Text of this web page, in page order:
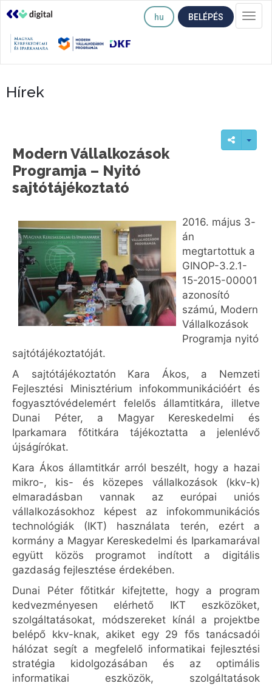
hu BELÉPÉS
Hírek
Modern Vállalkozások
Programja – Nyitó
sajtótájékoztató
2016. május 3-
án
megtartottuk a
GINOP-3.2.1-
15-2015-00001
azonosító
számú, Modern
Vállalkozások
Programja nyitó
sajtótájékoztatóját.
A sajtótájékoztatón Kara Ákos, a Nemzeti
Fejlesztési Minisztérium infokommunikációért és
fogyasztóvédelemért felelős államtitkára, illetve
Dunai Péter, a Magyar Kereskedelmi és
Iparkamara főtitkára tájékoztatta a jelenlévő
újságírókat.
Kara Ákos államtitkár arról beszélt, hogy a hazai
mikro-, kis- és közepes vállalkozások (kkv-k)
elmaradásban vannak az európai uniós
vállalkozásokhoz képest az infokommunikációs
technológiák (IKT) használata terén, ezért a
kormány a Magyar Kereskedelmi és Iparkamarával
együtt közös programot indított a digitális
gazdaság fejlesztése érdekében.
Dunai Péter főtitkár kifejtette, hogy a program
kedvezményesen elérhető IKT eszközöket,
szolgáltatásokat, módszereket kínál a projektbe
belépő kkv-knak, akiket egy 29 fős tanácsadói
hálózat segít a megfelelő informatikai fejlesztési
stratégia kidolgozásában és az optimális
informatikai eszközök, szolgáltatások